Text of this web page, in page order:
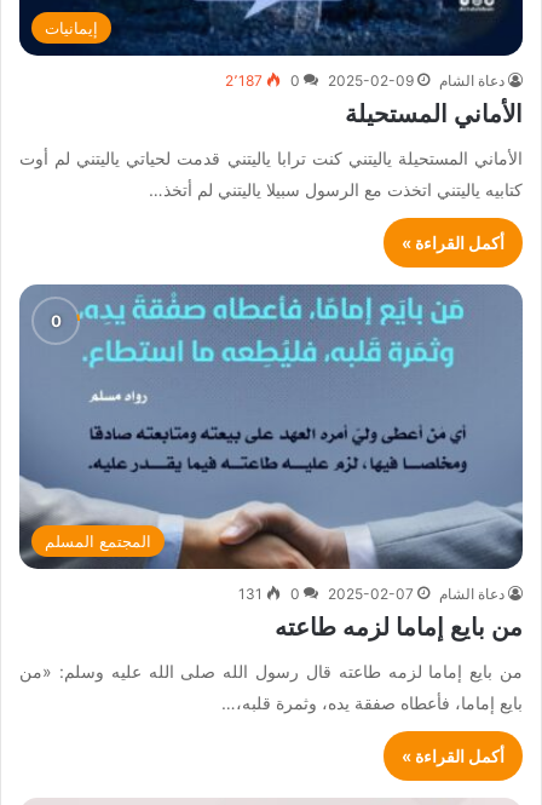
إيمانيات
دعاة الشام 2025-02-09
0 2٬187
الأماني المستحيلة
الأماني المستحيلة ياليتني كنت ترابا ياليتني قدمت لحياتي ياليتني لم أوت
كتابيه ياليتني اتخذت مع الرسول سبيلا ياليتني لم أتخذ…
أكمل القراءة »
المجتمع المسلم
دعاة الشام 2025-02-07
0
131
من بايع إماما لزمه طاعته
من بايع إماما لزمه طاعته قال رسول الله صلى الله عليه وسلم: «من
بايع إماما، فأعطاه صفقة يده، وثمرة قلبه،…
أكمل القراءة »